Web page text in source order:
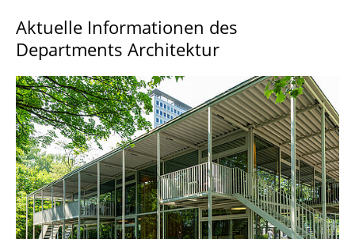
Aktuelle Informationen des
Departments Architektur